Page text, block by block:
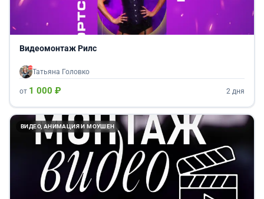
Видеомонтаж Рилс
Татьяна Головко
от 1 000 ₽ 2 дня
ВИДЕО, АНИМАЦИЯ И МОУШЕН